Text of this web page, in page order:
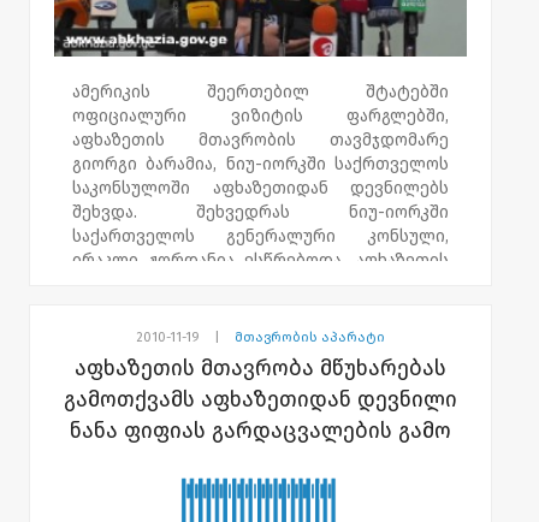
შემოთავაზებული ნებისმიერი წინადადება,
რომელიც დევნილი მოსახლეობის
კეთილდღეობას წაადგება, ჩვენთვის
მნიშვნელოვანი და საინტერესოა," -
განაცხადა აფხაზეთის მთავრობის
თავმჯდომარემ.
ამერიკის შეერთებილ შტატებში
ოფიციალური ვიზიტის ფარგლებში,
აფხაზეთის მთავრობის თავმჯდომარე
გიორგი ბარამია, ნიუ-იორკში საქრთველოს
საკონსულოში აფხაზეთიდან დევნილებს
შეხვდა. შეხვედრას ნიუ-იორკში
საქართველოს გენერალური კონსული,
ირაკლი ჟორდანია ესწრებოდა. აფხაზეთის
ცივილიზებული სამყაროს მიმართ
აფხაზეთიდან და სამხრეთ ოსეთიდან
დევნილი მოსახლეობის მიმართვას ასახავს.
გრაგნილი რამდენიმე დღეში
გაერთიანებული ერების ორგანიზაციას
„ჩვენი შეხვედრის მიზანია დევნილების
2010-11-19 მთავრობის აპარატი
აფხაზეთის მთავრობა მწუხარებას
გამოთქვამს აფხაზეთიდან დევნილი
ნანა ფიფიას გარდაცვალების გამო